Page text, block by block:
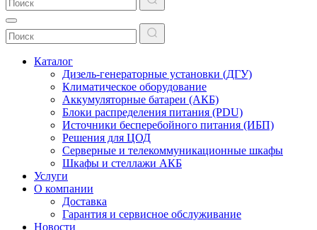
Каталог
Дизель-генераторные установки (ДГУ)
Климатическое оборудование
Аккумуляторные батареи (АКБ)
Блоки распределения питания (PDU)
Источники бесперебойного питания (ИБП)
Решения для ЦОД
Серверные и телекоммуникационные шкафы
Шкафы и стеллажи АКБ
Услуги
О компании
Доставка
Гарантия и сервисное обслуживание
Новости